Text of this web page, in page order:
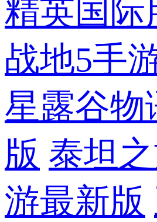
精英国际
战地5手
星露谷物
版 泰坦
游最新版